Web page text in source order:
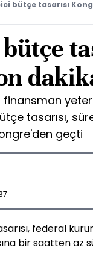
bütçe tasarısı
finansman
tasarısı,
geçti
federal
bir saatten az